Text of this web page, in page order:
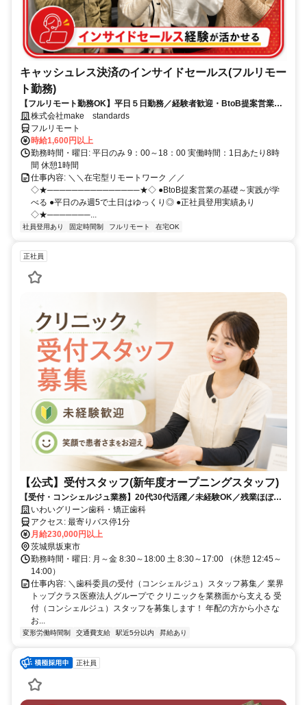
キャッシュレス決済のインサイドセールス(フルリモー
ト勤務)
【フルリモート勤務OK】平日５日勤務／経験者歓迎・BtoB提案営業で
スキルアップ
株式会社make standards
フルリモート
時給1,600円以上
勤務時間・曜日: 平日のみ 9：00～18：00 実働時間：1日あたり8時
間 休憩1時間
仕事内容: ＼＼在宅型リモートワーク ／／
◇★───────────────★◇ ●BtoB提案営業の基礎～実践が学
べる ●平日のみ週5で土日はゆっくり◎ ●正社員登用実績あり
◇★───────...
社員登用あり 固定時間制 フルリモート 在宅OK
正社員
【公式】受付スタッフ(新年度オープニングスタッフ)
【受付・コンシェルジュ業務】20代30代活躍／未経験OK／残業ほぼ無
し/マイカー通勤OK
いわいグリーン歯科・矯正歯科
アクセス: 最寄りバス停1分
月給230,000円以上
茨城県坂東市
勤務時間・曜日: 月～金 8:30～18:00 土 8:30～17:00 （休憩 12:45～
14:00）
仕事内容: ＼歯科委員の受付（コンシェルジュ）スタッフ募集／ 業界
トップクラス医療法人グループで クリニックを業務面から支える 受
付（コンシェルジュ）スタッフを募集します！ 年配の方から小さな
お...
変形労働時間制 交通費支給 駅近5分以内 昇給あり
正社員